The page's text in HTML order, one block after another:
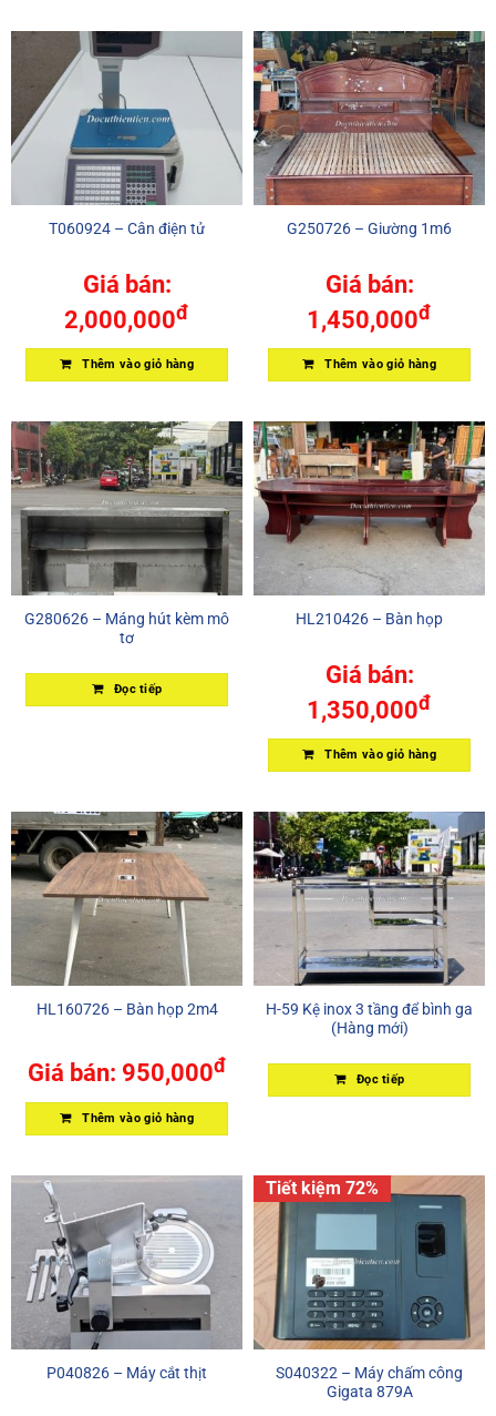
T060924 – Cân điện tử
Giá bán:
2,000,000đ
Thêm vào giỏ hàng
G250726 – Giường 1m6
Giá bán:
1,450,000đ
Thêm vào giỏ hàng
G280626 – Máng hút kèm mô
tơ
Đọc tiếp
HL210426 – Bàn họp
Giá bán:
1,350,000đ
Thêm vào giỏ hàng
HL160726 – Bàn họp 2m4
Giá bán: 950,000đ
Thêm vào giỏ hàng
H-59 Kệ inox 3 tầng để bình ga
(Hàng mới)
Đọc tiếp
P040826 – Máy cắt thịt
Tiết kiệm 72%
S040322 – Máy chấm công
Gigata 879A